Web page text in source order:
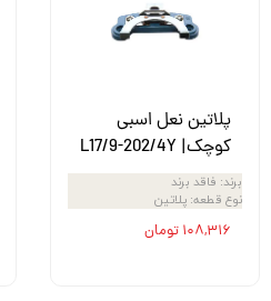
پلاتین نعل اسبی
کوچک| L17/9-202/4Y
برند: فاقد برند
نوع قطعه: پلاتین
۱۰۸,۳۱۶ تومان